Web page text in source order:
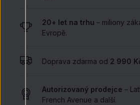
20+ let na trhu – miliony
Evropě.
Doprava zdarma od 2 990
Autorizovaný prodejce –
French Avenue a další.